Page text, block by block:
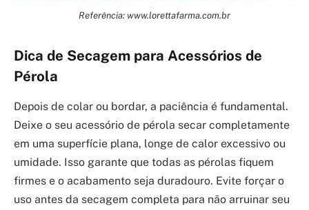
Referência: www.lorettafarma.com.br
Dica de Secagem para Acessórios de
Pérola
Depois de colar ou bordar, a paciência é fundamental.
Deixe o seu acessório de pérola secar completamente
em uma superfície plana, longe de calor excessivo ou
umidade. Isso garante que todas as pérolas fiquem
firmes e o acabamento seja duradouro. Evite forçar o
uso antes da secagem completa para não arruinar seu